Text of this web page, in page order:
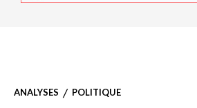
ANALYSES POLITIQUE